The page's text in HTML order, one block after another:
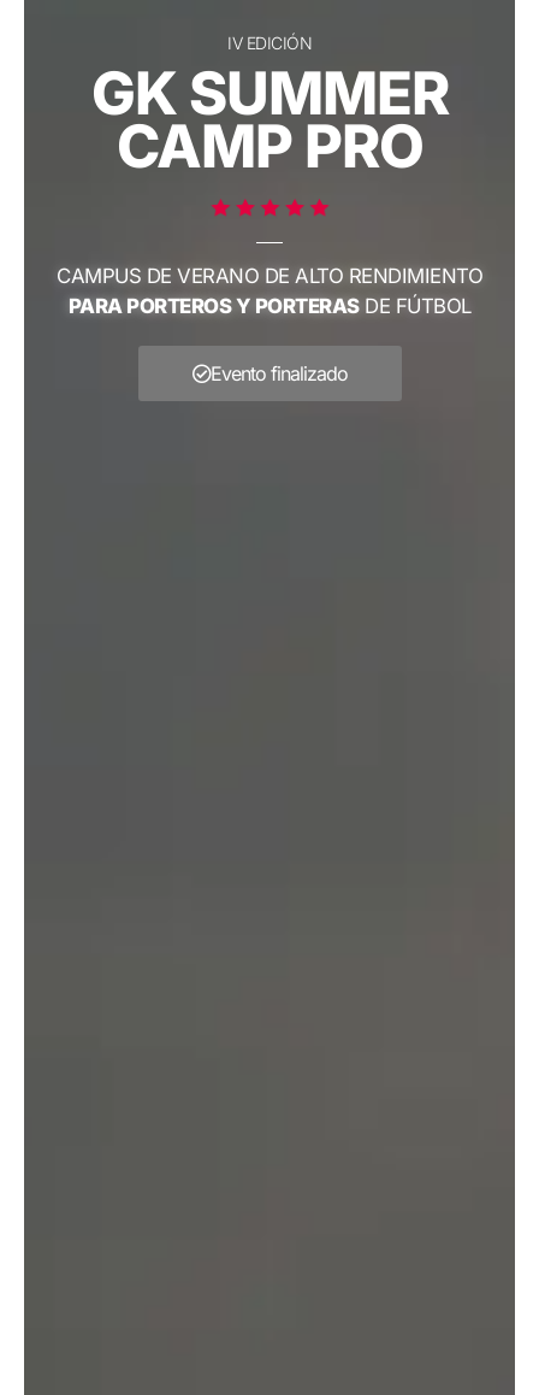
IV EDICIÓN
GK SUMMER
CAMP PRO
CAMPUS DE VERANO DE ALTO RENDIMIENTO
PARA PORTEROS Y PORTERASDE FÚTBOL
Evento finalizado